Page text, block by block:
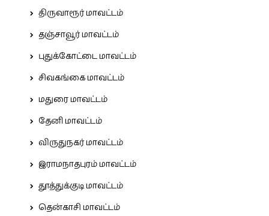
திருவாரூர் மாவட்டம்
தஞ்சாவூர் மாவட்டம்
புதுக்கோட்டை மாவட்டம்
சிவகங்கை மாவட்டம்
மதுரை மாவட்டம்
தேனி மாவட்டம்
விருதுநகர் மாவட்டம்
இராமநாதபுரம் மாவட்டம்
தூத்துக்குடி மாவட்டம்
தென்காசி மாவட்டம்